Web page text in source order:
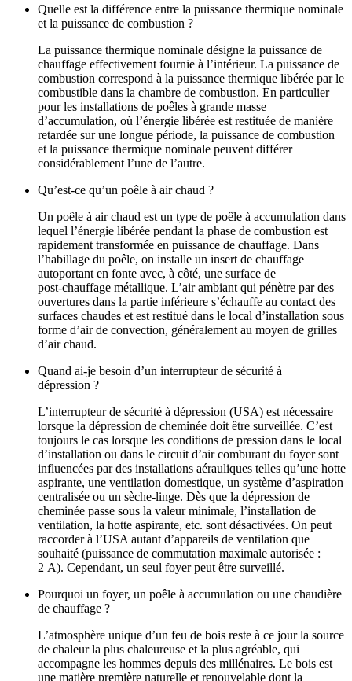
Quelle est la différence entre la puissance thermique nominale
et la puissance de combustion ?
La puissance thermique nominale désigne la puissance de
chauffage effectivement fournie à l’intérieur. La puissance de
combustion correspond à la puissance thermique libérée par le
combustible dans la chambre de combustion. En particulier
pour les installations de poêles à grande masse
d’accumulation, où l’énergie libérée est restituée de manière
retardée sur une longue période, la puissance de combustion
et la puissance thermique nominale peuvent différer
considérablement l’une de l’autre.
Qu’est‑ce qu’un poêle à air chaud ?
Un poêle à air chaud est un type de poêle à accumulation dans
lequel l’énergie libérée pendant la phase de combustion est
rapidement transformée en puissance de chauffage. Dans
l’habillage du poêle, on installe un insert de chauffage
autoportant en fonte avec, à côté, une surface de
post‑chauffage métallique. L’air ambiant qui pénètre par des
ouvertures dans la partie inférieure s’échauffe au contact des
surfaces chaudes et est restitué dans le local d’installation sous
forme d’air de convection, généralement au moyen de grilles
d’air chaud.
Quand ai‑je besoin d’un interrupteur de sécurité à
dépression ?
L’interrupteur de sécurité à dépression (USA) est nécessaire
lorsque la dépression de cheminée doit être surveillée. C’est
toujours le cas lorsque les conditions de pression dans le local
d’installation ou dans le circuit d’air comburant du foyer sont
influencées par des installations aérauliques telles qu’une hotte
aspirante, une ventilation domestique, un système d’aspiration
centralisée ou un sèche‑linge. Dès que la dépression de
cheminée passe sous la valeur minimale, l’installation de
ventilation, la hotte aspirante, etc. sont désactivées. On peut
raccorder à l’USA autant d’appareils de ventilation que
souhaité (puissance de commutation maximale autorisée :
2 A). Cependant, un seul foyer peut être surveillé.
Pourquoi un foyer, un poêle à accumulation ou une chaudière
de chauffage ?
L’atmosphère unique d’un feu de bois reste à ce jour la source
de chaleur la plus chaleureuse et la plus agréable, qui
accompagne les hommes depuis des millénaires. Le bois est
une matière première naturelle et renouvelable dont la